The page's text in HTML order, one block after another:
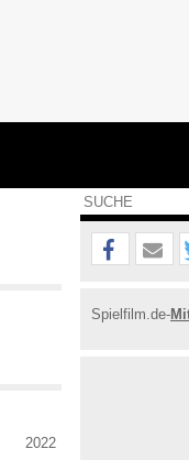
2022
Spielfilm.de-